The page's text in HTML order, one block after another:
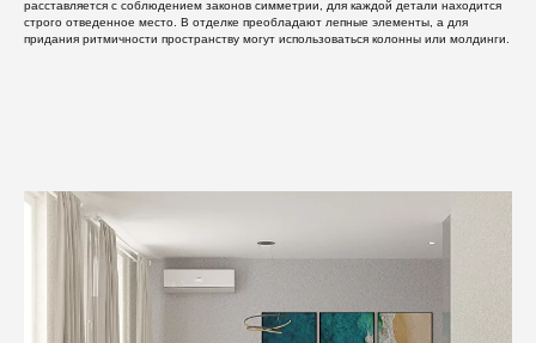
расставляется с соблюдением законов симметрии, для каждой детали находится
строго отведенное место. В отделке преобладают лепные элементы, а для
придания ритмичности пространству могут использоваться колонны или молдинги.